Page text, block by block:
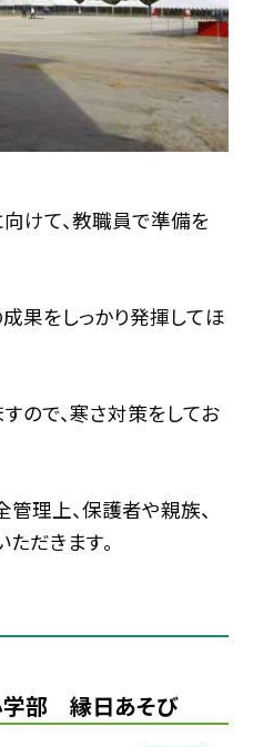
けて、教職員で準備を
果をしっかり発揮してほ
ので、寒さ対策をしてお
管理上、保護者や親族、
だきます。
学部 縁日あそび